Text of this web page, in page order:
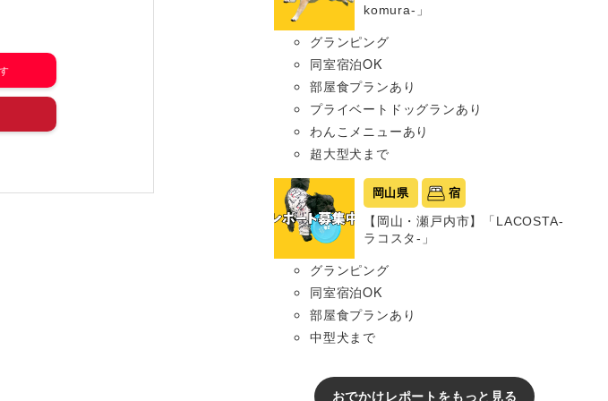
komura-」
グランピング
同室宿泊OK
部屋食プランあり
プライベートドッグランあり
わんこメニューあり
超大型犬まで
岡山県 宿
【岡山・瀬戸内市】「LACOSTA-
ラコスタ-」
グランピング
同室宿泊OK
部屋食プランあり
中型犬まで
おでかけレポートをもっと見る